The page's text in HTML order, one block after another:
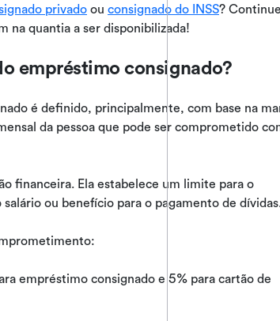
privado ou consignado do INSS? Continue
na quantia a ser disponibilizada!
empréstimo consignado?
é definido, principalmente, com base na
da pessoa que pode ser comprometido
financeira. Ela estabelece um limite para o
ou benefício para o pagamento de
empréstimo consignado e 5% para cartão de